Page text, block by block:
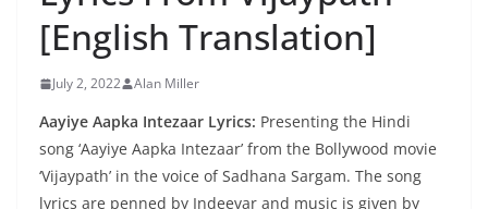
[English Translation]
July 2, 2022 Alan Miller
Aayiye Aapka Intezaar Lyrics: Presenting the Hindi
song ‘Aayiye Aapka Intezaar’ from the Bollywood movie
‘Vijaypath’ in the voice of Sadhana Sargam. The song
lyrics are penned by Indeevar and music is given by